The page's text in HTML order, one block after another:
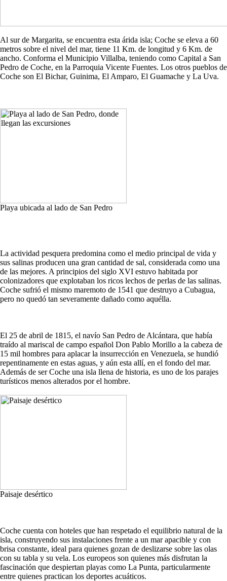
Al sur de Margarita, se encuentra esta árida isla; Coche se eleva a 60
metros sobre el nivel del mar, tiene 11 Km. de longitud y 6 Km. de
ancho. Conforma el Municipio Villalba, teniendo como Capital a San
Pedro de Coche, en la Parroquia Vicente Fuentes. Los otros pueblos de
Coche son El Bichar, Guinima, El Amparo, El Guamache y La Uva.
Playa ubicada al lado de San Pedro
La actividad pesquera predomina como el medio principal de vida y
sus salinas producen una gran cantidad de sal, considerada como una
de las mejores. A principios del siglo XVI estuvo habitada por
colonizadores que explotaban los ricos lechos de perlas de las salinas.
Coche sufrió el mismo maremoto de 1541 que destruyo a Cubagua,
pero no quedó tan severamente dañado como aquélla.
El 25 de abril de 1815, el navío San Pedro de Alcántara, que había
traído al mariscal de campo español Don Pablo Morillo a la cabeza de
15 mil hombres para aplacar la insurrección en Venezuela, se hundió
repentinamente en estas aguas, y aún esta allí, en el fondo del mar.
Además de ser Coche una isla llena de historia, es uno de los parajes
turísticos menos alterados por el hombre.
Paisaje desértico
Coche cuenta con hoteles que han respetado el equilibrio natural de la
isla, construyendo sus instalaciones frente a un mar apacible y con
brisa constante, ideal para quienes gozan de deslizarse sobre las olas
con su tabla y su vela. Los europeos son quienes más disfrutan la
fascinación que despiertan playas como La Punta, particularmente
entre quienes practican los deportes acuáticos.